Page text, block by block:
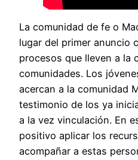
La comunidad de fe o
lugar del primer anuncio
procesos que lleven a la
comunidades. Los
acercan a la comunidad
testimonio de los ya
a la vez vinculación. En
positivo aplicar los
acompañar a estas